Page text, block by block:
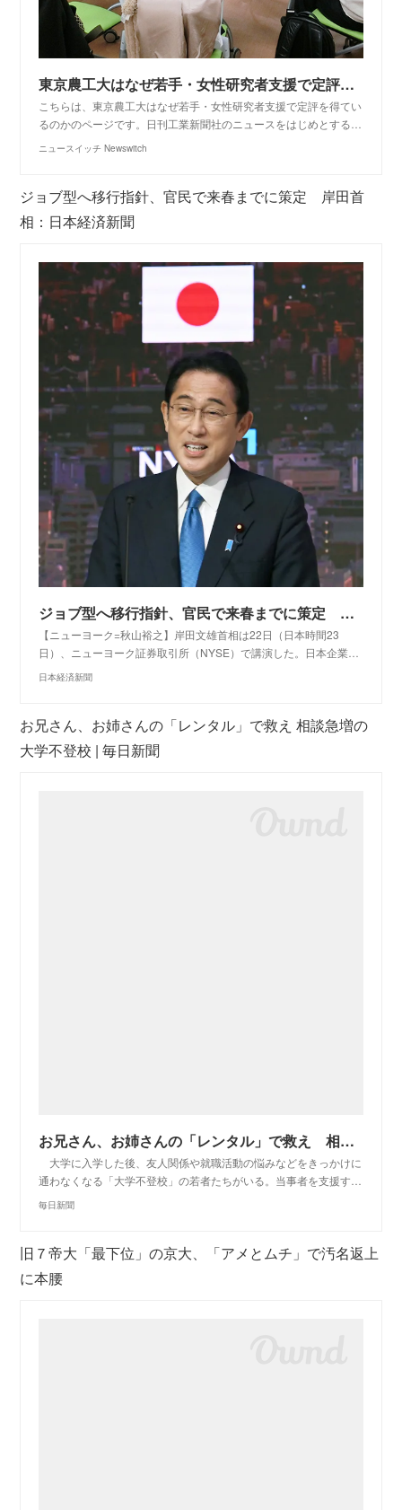
東京農工大はなぜ若手・女性研究者支援で定評を得ているのか｜ニュースイッチ by 日刊工業新聞社
こちらは、東京農工大はなぜ若手・女性研究者支援で定評を得てい
るのかのページです。日刊工業新聞社のニュースをはじめとする…
ニュースイッチ Newswitch
ジョブ型へ移行指針、官民で来春までに策定 岸田首
相：日本経済新聞
ジョブ型へ移行指針、官民で来春までに策定 岸田首相（写真=共同）
【ニューヨーク=秋山裕之】岸田文雄首相は22日（日本時間23
日）、ニューヨーク証券取引所（NYSE）で講演した。日本企業…
日本経済新聞
お兄さん、お姉さんの「レンタル」で救え 相談急増の
大学不登校 | 毎日新聞
お兄さん、お姉さんの「レンタル」で救え 相談急増の大学不登校 | 毎日新聞
大学に入学した後、友人関係や就職活動の悩みなどをきっかけに
通わなくなる「大学不登校」の若者たちがいる。当事者を支援す…
毎日新聞
旧７帝大「最下位」の京大、「アメとムチ」で汚名返上
に本腰